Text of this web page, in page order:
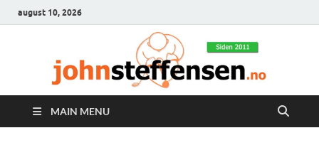
august 10, 2026
MAIN MENU